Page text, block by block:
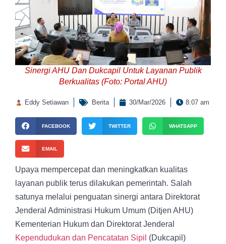
Sinergi AHU Dan Dukcapil Untuk Layanan Publik
Berkualitas (Foto: Portal AHU)
Eddy Setiawan Berita 30/Mar/2026 8:07 am
FACEBOOK TWITTER WHATSAPP
EMAIL
Upaya mempercepat dan meningkatkan kualitas
layanan publik terus dilakukan pemerintah. Salah
satunya melalui penguatan sinergi antara Direktorat
Jenderal Administrasi Hukum Umum (Ditjen AHU)
Kementerian Hukum dan Direktorat Jenderal
Kependudukan dan Pencatatan Sipil (Dukcapil)